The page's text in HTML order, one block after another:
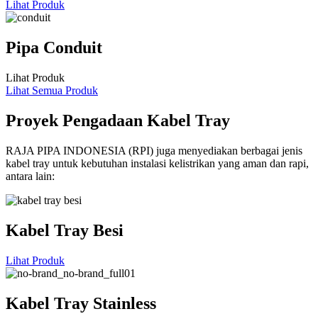
Lihat Produk
Pipa Conduit
Lihat Produk
Lihat Semua Produk
Proyek Pengadaan Kabel Tray
RAJA PIPA INDONESIA (RPI) juga menyediakan berbagai jenis
kabel tray untuk kebutuhan instalasi kelistrikan yang aman dan rapi,
antara lain:
Kabel Tray Besi
Lihat Produk
Kabel Tray Stainless